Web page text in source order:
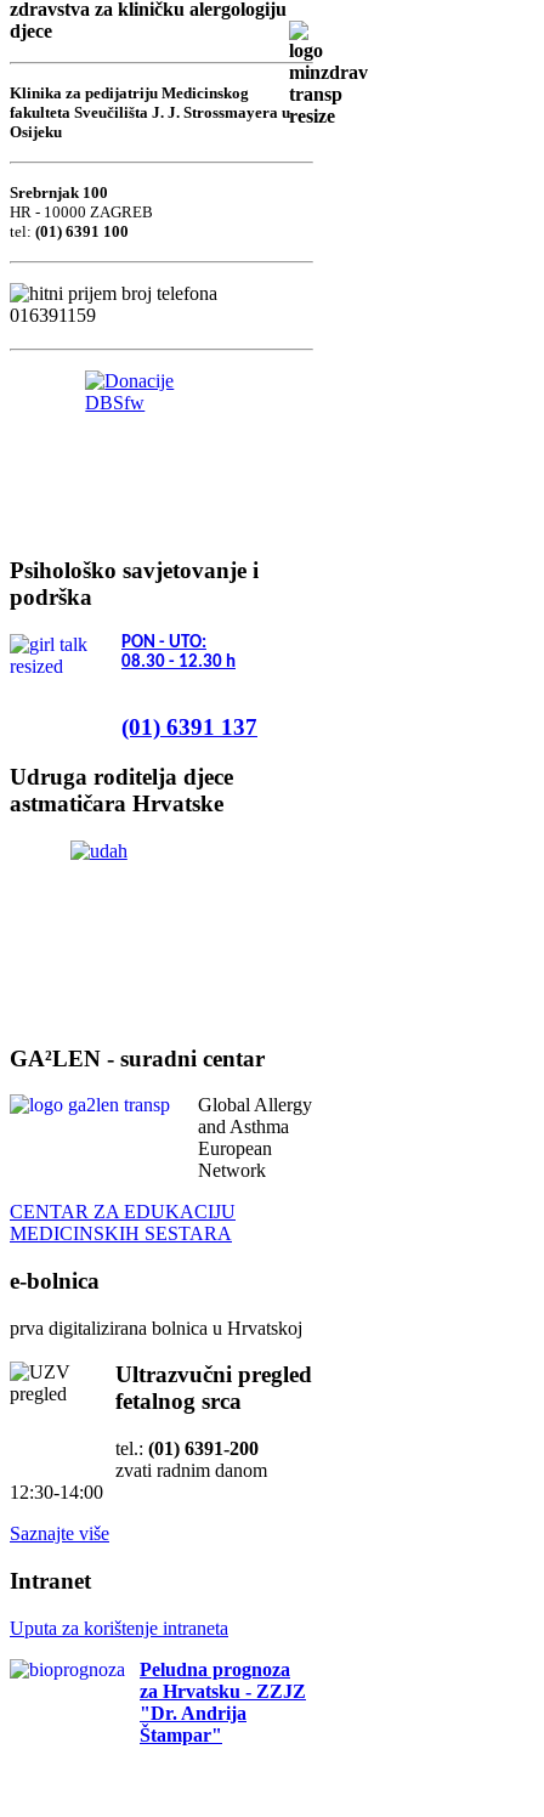
zdravstva za kliničku alergologiju
djece
Klinika za pedijatriju Medicinskog
fakulteta Sveučilišta J. J. Strossmayera u
Osijeku
Srebrnjak 100
HR - 10000 ZAGREB
tel: (01) 6391 100
Psihološko savjetovanje i
podrška
PON - UTO:
08.30 - 12.30 h
(01) 6391 137
Udruga roditelja djece
astmatičara Hrvatske
GA²LEN - suradni centar
Global Allergy
and Asthma
European
Network
CENTAR ZA EDUKACIJU
MEDICINSKIH SESTARA
e-bolnica
prva digitalizirana bolnica u Hrvatskoj
Ultrazvučni pregled
fetalnog srca
tel.: (01) 6391-200
zvati radnim danom
12:30-14:00
Saznajte više
Intranet
Uputa za korištenje intraneta
Peludna prognoza
za Hrvatsku - ZZJZ
"Dr. Andrija
Štampar"